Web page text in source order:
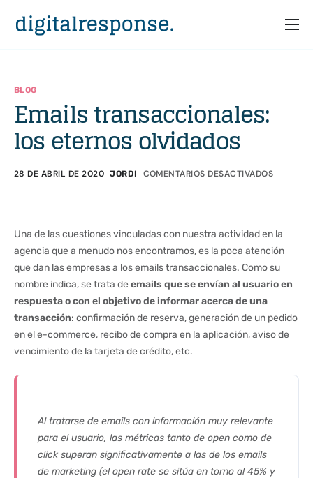
Partners
Casos
BLOG
Emails transaccionales:
los eternos olvidados
28 DE ABRIL DE 2020 JORDI COMENTARIOS DESACTIVADOS
Una de las cuestiones vinculadas con nuestra actividad en la
agencia que a menudo nos encontramos, es la poca atención
que dan las empresas a los emails transaccionales. Como su
nombre indica, se trata de emails que se envían al usuario en
respuesta o con el objetivo de informar acerca de una
transacción: confirmación de reserva, generación de un pedido
en el e-commerce, recibo de compra en la aplicación, aviso de
vencimiento de la tarjeta de crédito, etc.
Al tratarse de emails con información muy relevante
para el usuario, las métricas tanto de open como de
click superan significativamente a las de los emails
de marketing (el open rate se sitúa en torno al 45% y